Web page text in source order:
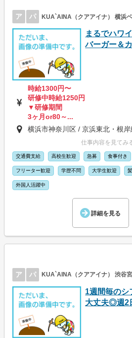
ア パ KUA`AINA（クアアイナ） 横浜
まるでハワ
バーガー＆
時給1300円〜
研修中時給1250円
▼研修期間
3ヶ月or80～...
横浜市神奈川区 / 京浜東北・根岸
仕事内容を見てみ
交通費支給 高校生歓迎 急募 食事付き
フリーター歓迎 学歴不問 大学生歓迎
外国人活躍中
詳細を見る
ア パ KUA`AINA（クアアイナ） 渋谷
1週間毎のシ
大丈夫◎週2